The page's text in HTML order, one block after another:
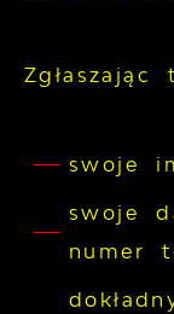
swoje
swoje
numer